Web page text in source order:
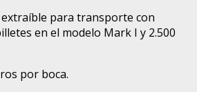
para transporte con
en el modelo Mark I y 2.500
por boca.